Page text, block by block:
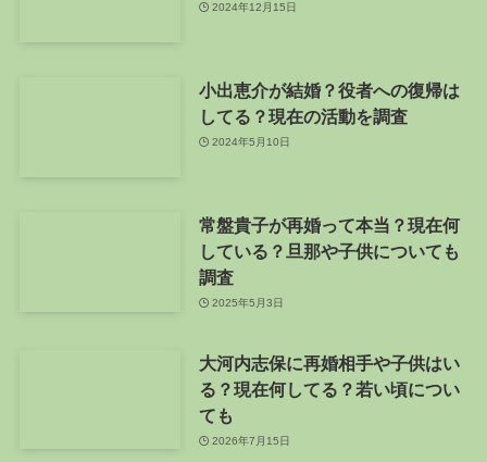
2024年12月15日
小出恵介が結婚？役者への復帰は
してる？現在の活動を調査
2024年5月10日
常盤貴子が再婚って本当？現在何
している？旦那や子供についても
調査
2025年5月3日
大河内志保に再婚相手や子供はい
る？現在何してる？若い頃につい
ても
2026年7月15日